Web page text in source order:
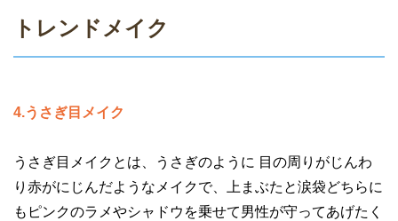
トレンドメイク
4.うさぎ目メイク
うさぎ目メイクとは、うさぎのように 目の周りがじんわ
り赤がにじんだようなメイクで、上まぶたと涙袋どちらに
もピンクのラメやシャドウを乗せて男性が守ってあげたく